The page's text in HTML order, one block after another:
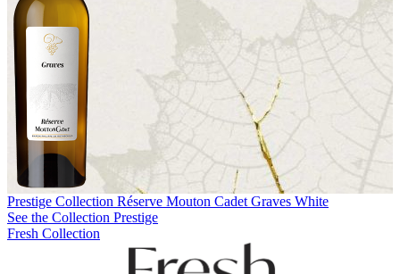
Prestige Collection Réserve Mouton Cadet Graves White
See the Collection Prestige
Fresh Collection